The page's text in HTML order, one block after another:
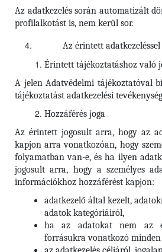
Az adatkezelés során automatizált
profilalkotást is, nem kerül sor.
Az érintett
Érintett tájékoztatáshoz való
A jelen Adatvédelmi tájékoztatóval
tájékoztatást adatkezelési
Hozzáférés joga
Az érintett jogosult arra, hogy az
kapjon arra vonatkozóan, hogy
folyamatban van-e, és ha ilyen
jogosult arra, hogy a személyes
információkhoz hozzáférést kapjon:
adatkezelő által kezelt,
adatok kategóriáiról,
ha az adatokat nem az
forrásukra vonatkozó